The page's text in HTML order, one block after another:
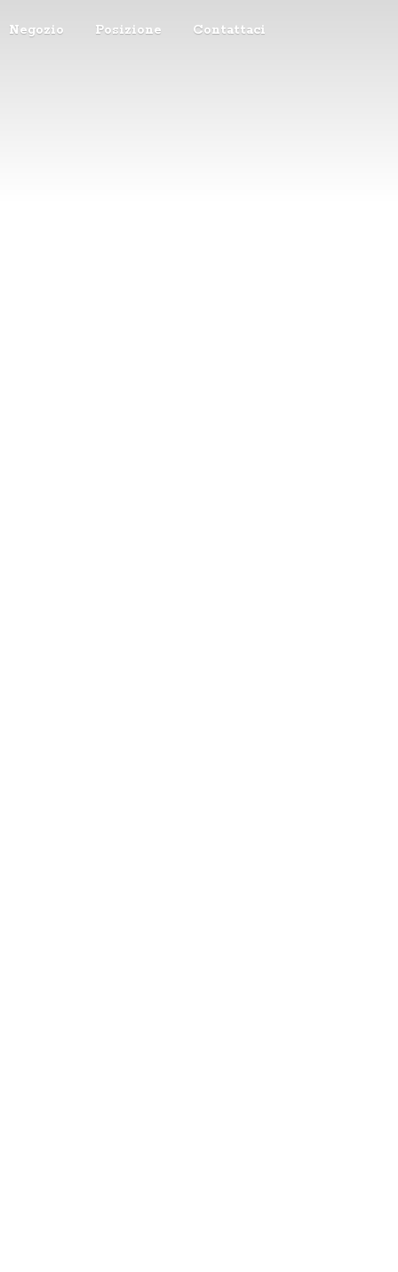
Negozio Posizione Contattaci